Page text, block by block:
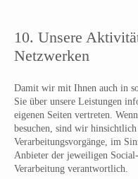
10. Unsere
Netzwerken
Damit wir mit Ihnen auch in
Sie über unsere Leistungen
eigenen Seiten vertreten.
besuchen, sind wir hinsichtlich
Verarbeitungsvorgänge, im
Anbieter der jeweiligen
Verarbeitung verantwortlich.